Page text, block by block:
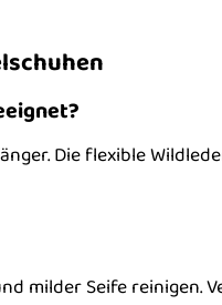
Die flexible
milder Seife reinigen.